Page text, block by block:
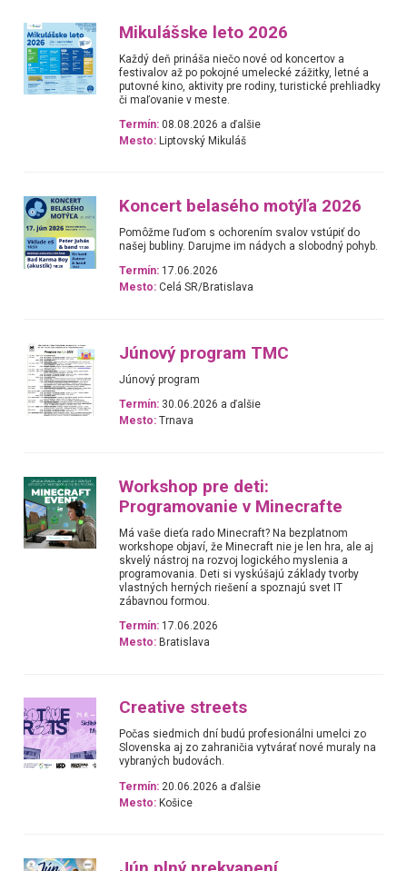
Mikulášske leto 2026
Každý deň prináša niečo nové od koncertov a
festivalov až po pokojné umelecké zážitky, letné a
putovné kino, aktivity pre rodiny, turistické prehliadky
či maľovanie v meste.
Termín: 08.08.2026 a ďalšie
Mesto: Liptovský Mikuláš
Koncert belasého motýľa 2026
Pomôžme ľuďom s ochorením svalov vstúpiť do
našej bubliny. Darujme im nádych a slobodný pohyb.
Termín: 17.06.2026
Mesto: Celá SR/Bratislava
Júnový program TMC
Júnový program
Termín: 30.06.2026 a ďalšie
Mesto: Trnava
Workshop pre deti:
Programovanie v Minecrafte
Má vaše dieťa rado Minecraft? Na bezplatnom
workshope objaví, že Minecraft nie je len hra, ale aj
skvelý nástroj na rozvoj logického myslenia a
programovania. Deti si vyskúšajú základy tvorby
vlastných herných riešení a spoznajú svet IT
zábavnou formou.
Termín: 17.06.2026
Mesto: Bratislava
Creative streets
Počas siedmich dní budú profesionálni umelci zo
Slovenska aj zo zahraničia vytvárať nové muraly na
vybraných budovách.
Termín: 20.06.2026 a ďalšie
Mesto: Košice